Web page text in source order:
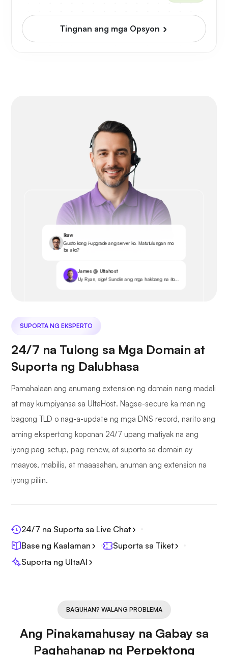
Tingnan ang mga Opsyon
Ikaw
Gusto kong i-upgrade ang server ko. Matutulungan mo
ba ako?
James @ Ultahost
Uy Ryan, sige! Sundin ang mga hakbang na ito...
SUPORTA NG EKSPERTO
24/7 na Tulong sa Mga Domain at
Suporta ng Dalubhasa
Pamahalaan ang anumang extension ng domain nang madali
at may kumpiyansa sa UltaHost. Nagse-secure ka man ng
bagong TLD o nag-a-update ng mga DNS record, narito ang
aming ekspertong koponan 24/7 upang matiyak na ang
iyong pag-setup, pag-renew, at suporta sa domain ay
maayos, mabilis, at maaasahan, anuman ang extension na
iyong piliin.
24/7 na Suporta sa Live Chat
Base ng Kaalaman
Suporta sa Tiket
Suporta ng UltaAI
BAGUHAN? WALANG PROBLEMA
Ang Pinakamahusay na Gabay sa
Paghahanap ng Perpektong